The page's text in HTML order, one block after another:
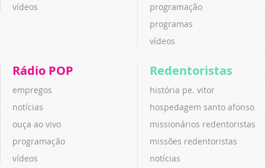
vídeos
programação
programas
vídeos
Rádio POP
empregos
notícias
ouça ao vivo
programação
vídeos
Redentoristas
história pe. vitor
hospedagem santo afonso
missionários redentoristas
missões redentoristas
notícias